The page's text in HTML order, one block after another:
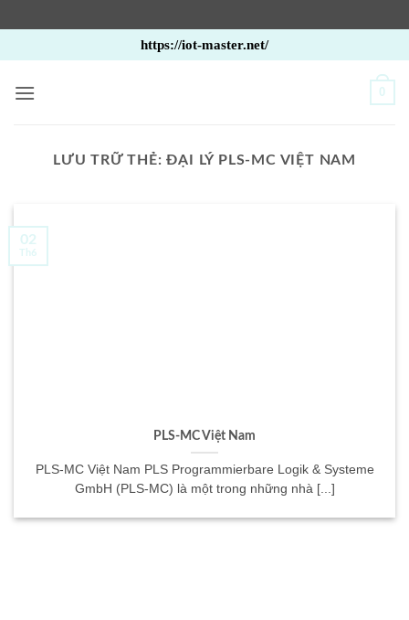
qua
nội
https://iot-master.net/
0
LƯU TRỮ THẺ:ĐẠI LÝ PLS-MC VIỆT NAM
PLS-MC Việt Nam
PLS-MC Việt Nam PLS Programmierbare Logik & Systeme
GmbH (PLS-MC) là một trong những nhà [...]
02
Th6